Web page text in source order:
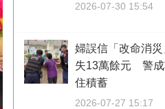
2026-07-30 15:54
婦誤信「改命消
失13萬餘元 警成
住積蓄
2026-07-27 15:17